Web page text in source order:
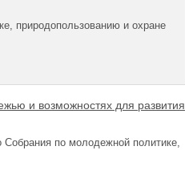
природопользованию и охране
и возможностях для развития
по молодежной политике,